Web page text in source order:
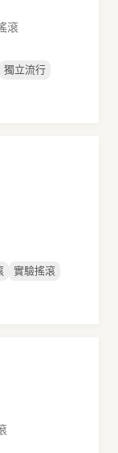
滾
獨立流行
實驗搖滾